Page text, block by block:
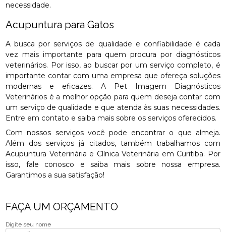
necessidade.
Acupuntura para Gatos
A busca por serviços de qualidade e confiabilidade é cada
vez mais importante para quem procura por diagnósticos
veterinários. Por isso, ao buscar por um serviço completo, é
importante contar com uma empresa que ofereça soluções
modernas e eficazes. A Pet Imagem Diagnósticos
Veterinários é a melhor opção para quem deseja contar com
um serviço de qualidade e que atenda às suas necessidades.
Entre em contato e saiba mais sobre os serviços oferecidos.
Com nossos serviços você pode encontrar o que almeja.
Além dos serviços já citados, também trabalhamos com
Acupuntura Veterinária e Clínica Veterinária em Curitiba. Por
isso, fale conosco e saiba mais sobre nossa empresa.
Garantimos a sua satisfação!
FAÇA UM ORÇAMENTO
Digite seu nome